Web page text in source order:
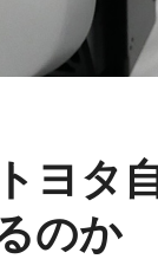
ヨタ
のか